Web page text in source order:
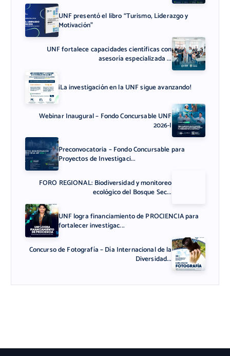
UNF presentó el libro “Turismo, Liderazgo y
Motivación”
UNF fortalece capacidades científicas con
asesoría especializada ...
¡La investigación en la UNF sigue avanzando!
Webinar Inaugural – Fondo Concursable UNF
2026-I
Preconvocatoria – Fondo Concursable para
Proyectos de Investigaci...
FORO REGIONAL: Biodiversidad y monitoreo
ecológico del Bosque Sec...
UNF logra financiamiento de PROCIENCIA para
fortalecer investigac...
Concurso de Fotografía – Día Internacional de la
Diversidad...